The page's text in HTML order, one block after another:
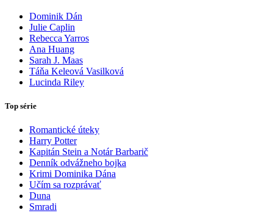
Dominik Dán
Julie Caplin
Rebecca Yarros
Ana Huang
Sarah J. Maas
Táňa Keleová Vasilková
Lucinda Riley
Top série
Romantické úteky
Harry Potter
Kapitán Stein a Notár Barbarič
Denník odvážneho bojka
Krimi Dominika Dána
Učím sa rozprávať
Duna
Smradi